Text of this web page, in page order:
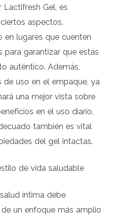
Gel, es
aspectos.
en lugares que cuenten
para garantizar que estás
auténtico. Además,
de uso en el empaque, ya
una mejor vista sobre
en el uso diario.
también es vital
del gel intactas.
de vida saludable
íntima debe
un enfoque más amplio